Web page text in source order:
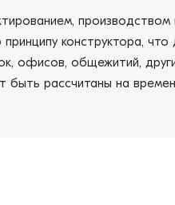
конструктора,
офисов, общежитий,
рассчитаны на